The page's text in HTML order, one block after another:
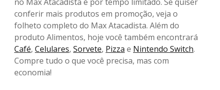
conferir mais produtos em promoção, veja o
folheto completo do Max Atacadista. Além do
produto Alimentos, hoje você também encontrará
Café, Celulares, Sorvete, Pizza e Nintendo Switch.
Compre tudo o que você precisa, mas com
economia!